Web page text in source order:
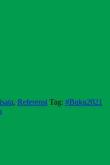
, Referensi Tag: #Buku2021